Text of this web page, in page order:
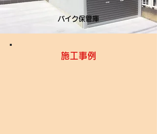
バイク保管庫
施工事例